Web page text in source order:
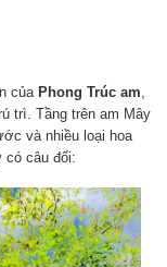
của Phong Trúc am,
trì. Tầng trên am Mây
và nhiều loại hoa
có câu đối: